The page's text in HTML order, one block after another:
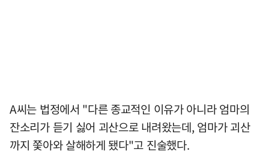
A씨는 법정에서 "다른 종교적인 이유가 아니라 엄마의
잔소리가 듣기 싫어 괴산으로 내려왔는데, 엄마가 괴산
까지 쫓아와 살해하게 됐다"고 진술했다.